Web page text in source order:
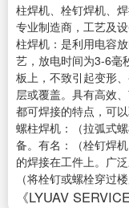
柱焊机、栓钉焊机、
专业制造商，工艺及
柱焊机：是利用电容
艺，放电时间为3-6毫
板上，不致引起变形
层或覆盖。具有高效
都可焊接的特点，可
螺柱焊机：（拉弧式
备。有名：（栓钉焊
的焊接在工件上。广
（将栓钉或螺栓穿过
《LYUAV